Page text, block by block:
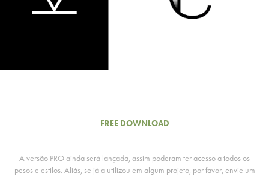
FREE DOWNLOAD
A versão PRO ainda será lançada, assim poderam ter acesso a todos os
pesos e estilos. Aliás, se já a utilizou em algum projeto, por favor, envie um